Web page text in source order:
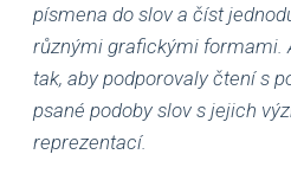
písmena do slov a číst
různými grafickými formami.
tak, aby podporovaly čtení s
psané podoby slov s jejich
reprezentací.